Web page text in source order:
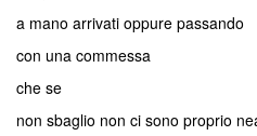
a mano arrivati oppure passando
con una commessa
che se
non sbaglio non ci sono proprio